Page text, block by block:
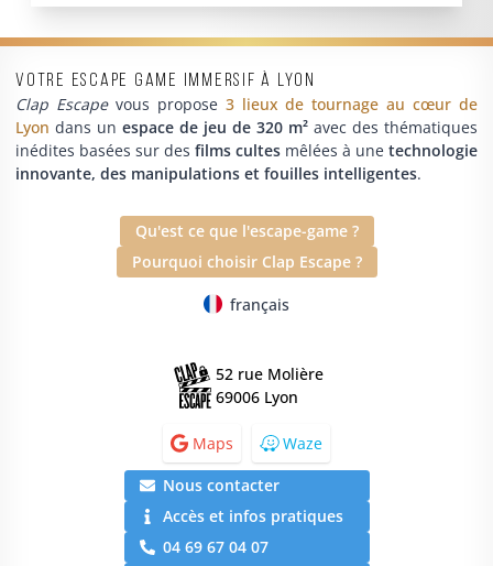
Votre escape game immersif à Lyon
Clap Escapevous propose 3 lieux de tournage au cœur de
Lyon dans un espace de jeu de 320 m² avec des thématiques
inédites basées sur des films cultes mêlées à une technologie
innovante, des manipulations et fouilles intelligentes.
Qu'est ce que l'escape-game ?
Pourquoi choisir Clap Escape ?
français
52 rue Molière
69006 Lyon
Maps Waze
Nous contacter
Accès et infos pratiques
04 69 67 04 07